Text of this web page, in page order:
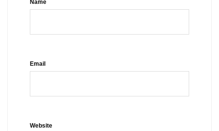
Name
Email
Website